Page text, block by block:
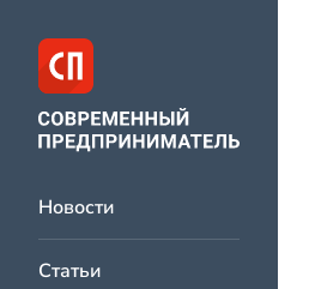
Новости
Статьи